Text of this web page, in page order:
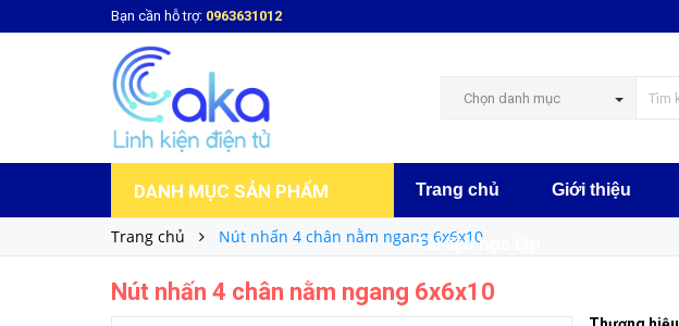
Bạn cần hỗ trợ: 0963631012
Chọn danh mục
DANH MỤC SẢN PHẨM Trang chủ Giới thiệu
Tài liệu học tập
Trang chủ Nút nhấn 4 chân nằm ngang 6x6x10
Nút nhấn 4 chân nằm ngang 6x6x10
Nút nhấn 4 chân nằm ngang 6x6x10